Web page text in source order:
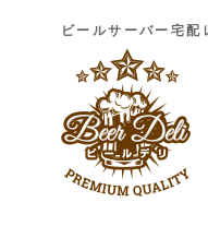
ビールサーバー宅配